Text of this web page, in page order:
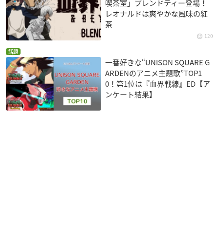
喫茶室」ブレンドティー登場！
レオナルドは爽やかな風味の紅
茶
120
話題
一番好きな“UNISON SQUARE G
ARDENのアニメ主題歌”TOP1
0！第1位は『血界戦線』ED【ア
ンケート結果】